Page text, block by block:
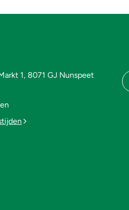
1, 8071 GJ Nunspeet